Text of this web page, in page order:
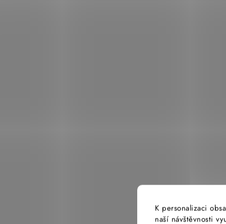
K personalizaci
naší návštěvnosti